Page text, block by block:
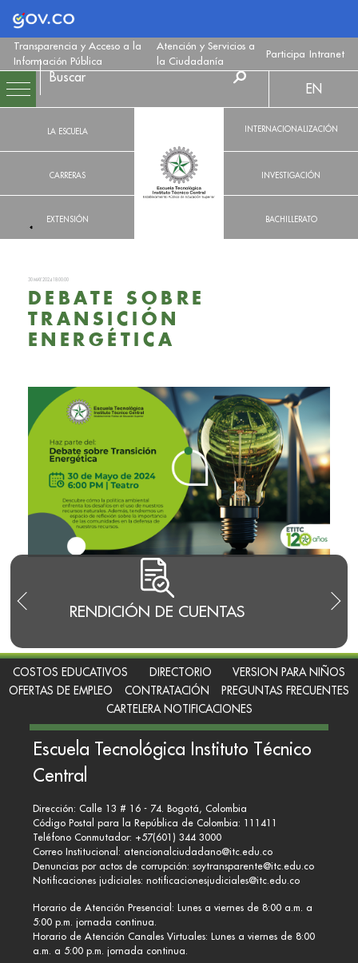
Logo Gobierno de Colombia
Transparencia y Acceso a la
Información Pública
Atención y Servicios a
la Ciudadanía
Participa Intranet
LA ESCUELA
CARRERAS
EXTENSIÓN
EN
INTERNACIONALIZACIÓN
INVESTIGACIÓN
BACHILLERATO
RENDICIÓN DE CUENTAS
30 MAY. 2024 18:00:00
DEBATE SOBRE
TRANSICIÓN
ENERGÉTICA
COSTOS EDUCATIVOS DIRECTORIO
VERSION PARA NIÑOS
OFERTAS DE EMPLEO
CONTRATACIÓN
PREGUNTAS FRECUENTES
CARTELERA NOTIFICACIONES
Escuela Tecnológica Instituto Técnico
Central
Dirección: Calle 13 # 16 - 74. Bogotá, Colombia
Código Postal para la República de Colombia: 111411
Teléfono Conmutador: +57(601) 344 3000
Correo Institucional: atencionalciudadano@itc.edu.co
Denuncias por actos de corrupción: soytransparente@itc.edu.co
Notificaciones judiciales: notificacionesjudiciales@itc.edu.co
Horario de Atención Presencial: Lunes a viernes de 8:00 a.m. a
5:00 p.m. jornada continua.
Horario de Atención Canales Virtuales: Lunes a viernes de 8:00
a.m. a 5:00 p.m. jornada continua.